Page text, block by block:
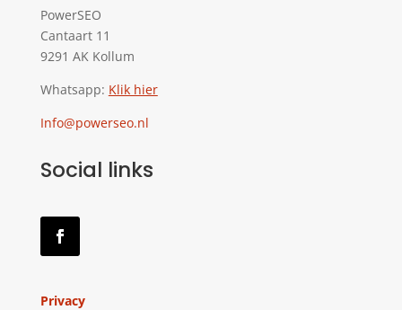
PowerSEO
Cantaart 11
9291 AK Kollum
Whatsapp: Klik hier
Info@powerseo.nl
Social links
Privacy